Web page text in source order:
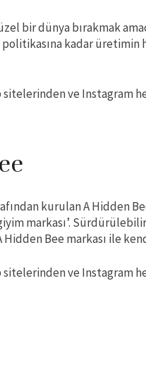
bir dünya bırakmak
politikasına kadar
ve Instagram
kurulan A Hidden
markası’.
Bee markası ile
ve Instagram